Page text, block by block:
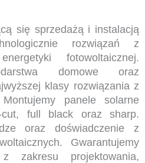
się sprzedażą i instalacją
rozwiązań z
fotowoltaicznej.
domowe oraz
klasy rozwiązania z
panele solarne
full black oraz sharp.
oraz doświadczenie z
Gwarantujemy
zakresu projektowania,